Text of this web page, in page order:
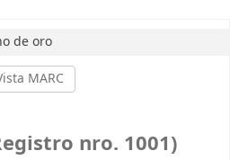
de oro
MARC
nro. 1001)